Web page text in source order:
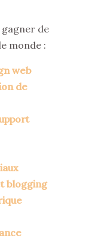
de
monde :
web
de
blogging